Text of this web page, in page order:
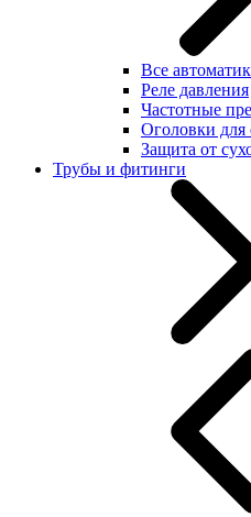
Все
Реле давления
Частотные
Оголовки для
Защита от
Трубы и фитинги